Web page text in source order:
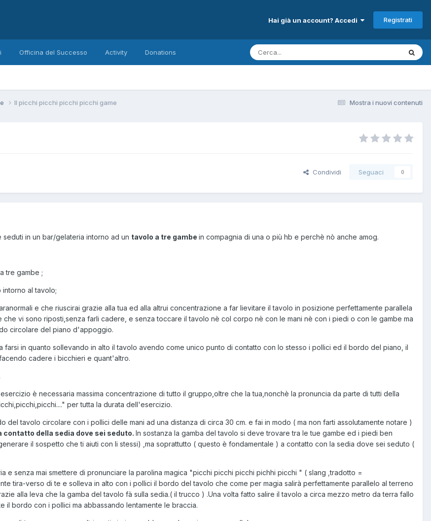
Hai già un account? Accedi Registrati
Officina del Successo Activity Donations
Mostra i nuovi contenuti
Il picchi picchi picchi picchi game
Condividi Seguaci 0
in un bar/gelateria intorno ad un tavolo a tre gambe in compagnia di una o più hb e perchè nò anche amog.
tre gambe ;
al tavolo;
e che riuscirai grazie alla tua ed alla altrui concentrazione a far lievitare il tavolo in posizione perfettamente parallela
vi sono riposti,senza farli cadere, e senza toccare il tavolo nè col corpo nè con le mani nè con i piedi o con le gambe ma
circolare del piano d'appoggio.
farsi in quanto sollevando in alto il tavolo avendo come unico punto di contatto con lo stesso i pollici ed il bordo del piano, il
cadere i bicchieri e quant'altro.
è necessaria massima concentrazione di tutto il gruppo,oltre che la tua,nonchè la pronuncia da parte di tutti della
per tutta la durata dell'esercizio.
del tavolo circolare con i pollici delle mani ad una distanza di circa 30 cm. e fai in modo ( ma non farti assolutamente notare )
contatto della sedia dove sei seduto. In sostanza la gamba del tavolo si deve trovare tra le tue gambe ed i piedi ben
il sospetto che ti aiuti con li stessi) ,ma soprattutto ( questo è fondamentale ) a contatto con la sedia dove sei seduto (
e senza mai smettere di pronunciare la parolina magica "picchi picchi picchi pichhi picchi " ( slang ,tradotto =
tira-verso di te e solleva in alto con i pollici il bordo del tavolo che come per magia salirà perfettamente parallelo al terreno
alla leva che la gamba del tavolo fà sulla sedia.( il trucco ) .Una volta fatto salire il tavolo a circa mezzo metro da terra fallo
il bordo con i pollici ma abbassando lentamente le braccia.